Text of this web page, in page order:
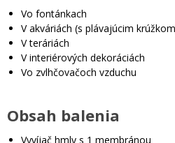
Vo fontánkach
V akváriách (s plávajúcim
V teráriách
V interiérových dekoráciách
Vo zvlhčovačoch vzduchu
Obsah balenia
Vyvíjač hmly s 1 membránou